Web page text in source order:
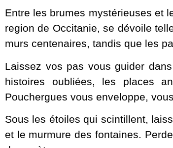
Entre les brumes mystérieuses et
region de Occitanie, se dévoile
murs centenaires, tandis que les
Laissez vos pas vous guider
histoires oubliées, les places
Pouchergues vous enveloppe,
Sous les étoiles qui scintillent,
et le murmure des fontaines.